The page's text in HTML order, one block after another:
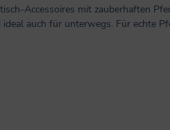
Accessoires mit zauberhaften
auch für unterwegs. Für echte